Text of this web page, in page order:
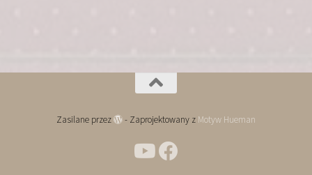
Zasilane przez - Zaprojektowany z Motyw Hueman